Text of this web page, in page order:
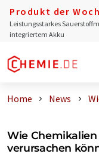
Produkt der
Leistungsstarkes
integriertem Akku
Home News
Wie
verursachen